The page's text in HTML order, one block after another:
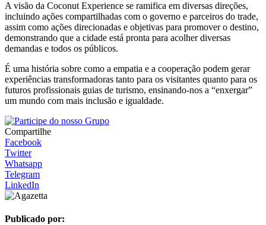
A visão da Coconut Experience se ramifica em diversas direções,
incluindo ações compartilhadas com o governo e parceiros do trade,
assim como ações direcionadas e objetivas para promover o destino,
demonstrando que a cidade está pronta para acolher diversas
demandas e todos os públicos.
É uma história sobre como a empatia e a cooperação podem gerar
experiências transformadoras tanto para os visitantes quanto para os
futuros profissionais guias de turismo, ensinando-nos a “enxergar”
um mundo com mais inclusão e igualdade.
Compartilhe
Facebook
Twitter
Whatsapp
Telegram
LinkedIn
Publicado por: